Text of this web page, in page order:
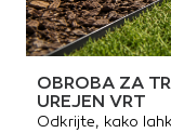
OBROBA ZA
UREJEN VRT
Odkrijte, kako